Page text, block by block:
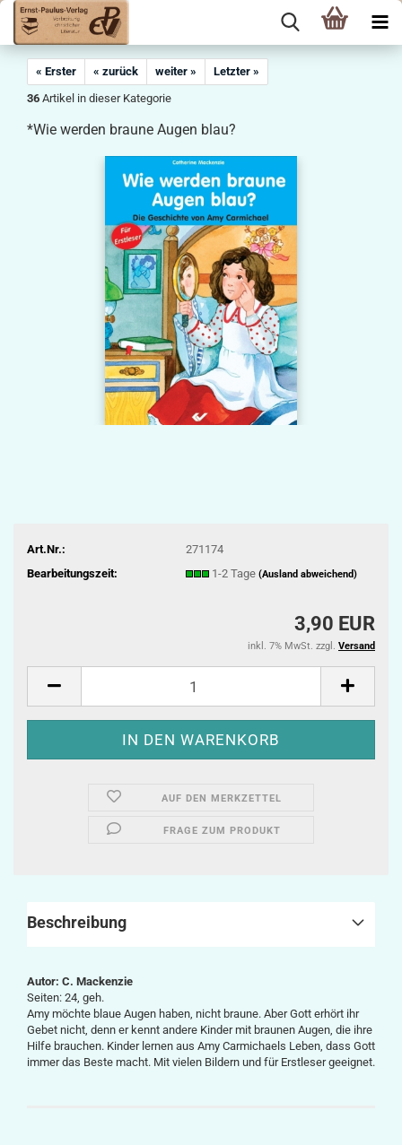
« Erster « zurück weiter »
Letzter »
36 Artikel in dieser Kategorie
*Wie werden braune Augen blau?
Art.Nr.:
271174
Bearbeitungszeit:
1-2 Tage (Ausland abweichend)
3,90 EUR
inkl. 7% MwSt. zzgl. Versand
AUF DEN MERKZETTEL
FRAGE ZUM PRODUKT
Beschreibung
Autor: C. Mackenzie
Seiten: 24, geh.
Amy möchte blaue Augen haben, nicht braune. Aber Gott erhört ihr
Gebet nicht, denn er kennt andere Kinder mit braunen Augen, die ihre
Hilfe brauchen. Kinder lernen aus Amy Carmichaels Leben, dass Gott
immer das Beste macht. Mit vielen Bildern und für Erstleser geeignet.